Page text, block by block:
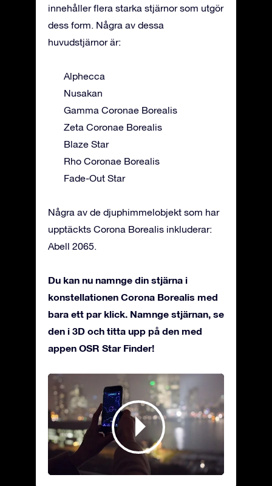
innehåller flera starka stjärnor som utgör
dess form. Några av dessa
huvudstjärnor är:
Alphecca
Nusakan
Gamma Coronae Borealis
Zeta Coronae Borealis
Blaze Star
Rho Coronae Borealis
Fade-Out Star
Några av de djuphimmelobjekt som har
upptäckts Corona Borealis inkluderar:
Abell 2065.
Du kan nu namnge din stjärna i
konstellationen Corona Borealis med
bara ett par klick. Namnge stjärnan, se
den i 3D och titta upp på den med
appen OSR Star Finder!